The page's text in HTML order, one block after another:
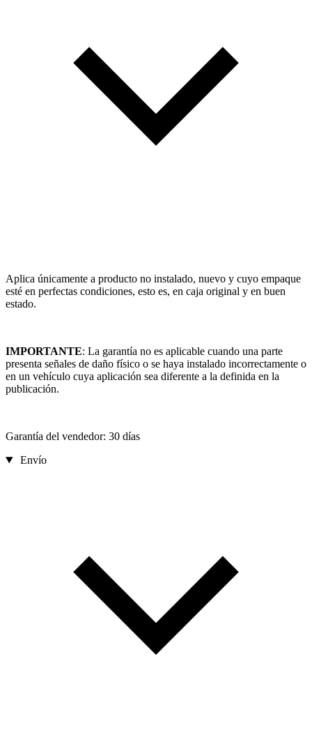
Aplica únicamente a producto no instalado, nuevo y cuyo empaque
esté en perfectas condiciones, esto es, en caja original y en buen
estado.
IMPORTANTE: La garantía no es aplicable cuando una parte
presenta señales de daño físico o se haya instalado incorrectamente o
en un vehículo cuya aplicación sea diferente a la definida en la
publicación.
Garantía del vendedor: 30 días
Envío